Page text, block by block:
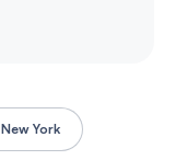
New York